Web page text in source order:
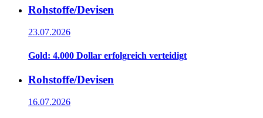
Rohstoffe/Devisen
23.07.2026
Gold: 4.000 Dollar erfolgreich verteidigt
Rohstoffe/Devisen
16.07.2026